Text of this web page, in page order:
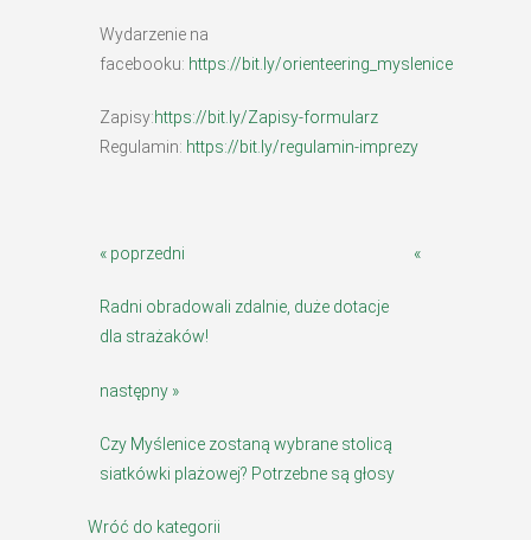
Wydarzenie na
facebooku: https://bit.ly/orienteering_myslenice
Zapisy:https://bit.ly/Zapisy-formularz
Regulamin: https://bit.ly/regulamin-imprezy
« poprzedni
Radni obradowali zdalnie, duże dotacje
dla strażaków!
następny »
Czy Myślenice zostaną wybrane stolicą
siatkówki plażowej? Potrzebne są głosy
«
Wróć do kategorii